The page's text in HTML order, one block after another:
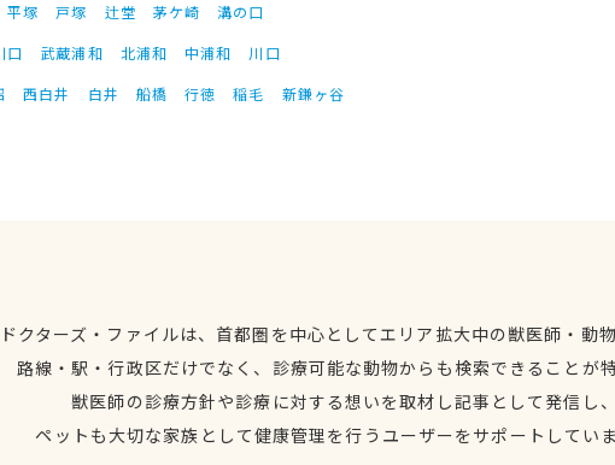
平塚 戸塚 辻堂 茅ケ崎
溝の口
口 武蔵浦和 北浦和 中浦和
川口
西白井 白井 船橋 行徳 稲毛 新鎌ヶ谷
クターズ・ファイルは、首都圏を中心としてエリア拡大中の獣医師・動
路線・駅・行政区だけでなく、診療可能な動物からも検索できることが
獣医師の診療方針や診療に対する想いを取材し記事として発信し
ペットも大切な家族として健康管理を行うユーザーをサポートしてい